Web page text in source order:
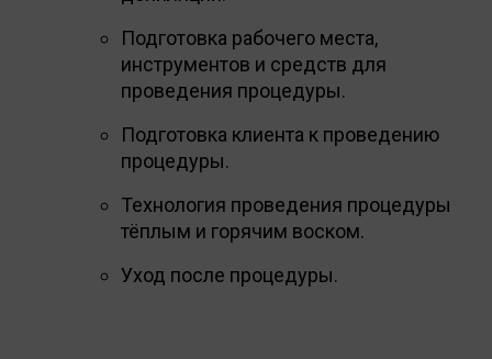
Подготовка рабочего места,
инструментов и средств для
проведения процедуры.
Подготовка клиента к проведению
процедуры.
Технология проведения процедуры
тёплым и горячим воском.
Уход после процедуры.